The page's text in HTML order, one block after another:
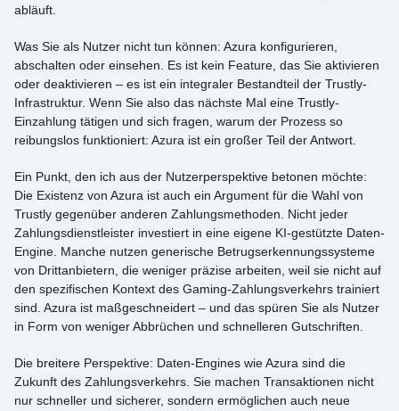
abläuft.
Was Sie als Nutzer nicht tun können: Azura konfigurieren,
abschalten oder einsehen. Es ist kein Feature, das Sie aktivieren
oder deaktivieren – es ist ein integraler Bestandteil der Trustly-
Infrastruktur. Wenn Sie also das nächste Mal eine Trustly-
Einzahlung tätigen und sich fragen, warum der Prozess so
reibungslos funktioniert: Azura ist ein großer Teil der Antwort.
Ein Punkt, den ich aus der Nutzerperspektive betonen möchte:
Die Existenz von Azura ist auch ein Argument für die Wahl von
Trustly gegenüber anderen Zahlungsmethoden. Nicht jeder
Zahlungsdienstleister investiert in eine eigene KI-gestützte Daten-
Engine. Manche nutzen generische Betrugserkennungssysteme
von Drittanbietern, die weniger präzise arbeiten, weil sie nicht auf
den spezifischen Kontext des Gaming-Zahlungsverkehrs trainiert
sind. Azura ist maßgeschneidert – und das spüren Sie als Nutzer
in Form von weniger Abbrüchen und schnelleren Gutschriften.
Die breitere Perspektive: Daten-Engines wie Azura sind die
Zukunft des Zahlungsverkehrs. Sie machen Transaktionen nicht
nur schneller und sicherer, sondern ermöglichen auch neue